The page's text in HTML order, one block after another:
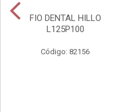
FIO DENTAL HILLO
L125P100
Código: 82156